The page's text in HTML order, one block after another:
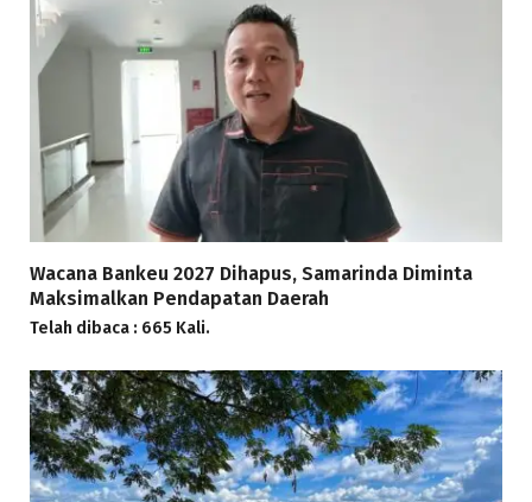
Wacana Bankeu 2027 Dihapus, Samarinda Diminta
Maksimalkan Pendapatan Daerah
Telah dibaca : 665 Kali.